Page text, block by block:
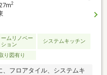
2
ームリノベー
ション
システムキッチン
り図有り
、フロアタイル、システムキ